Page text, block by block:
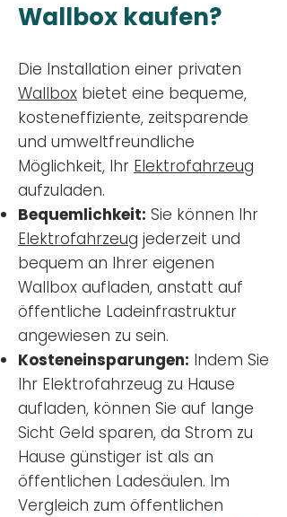
Wallbox kaufen?
Die Installation einer privaten
Wallbox bietet eine bequeme,
kosteneffiziente, zeitsparende
und umweltfreundliche
Möglichkeit, Ihr Elektrofahrzeug
aufzuladen.
Bequemlichkeit: Sie können Ihr
Elektrofahrzeug jederzeit und
bequem an Ihrer eigenen
Wallbox aufladen, anstatt auf
öffentliche Ladeinfrastruktur
angewiesen zu sein.
Kosteneinsparungen: Indem Sie
Ihr Elektrofahrzeug zu Hause
aufladen, können Sie auf lange
Sicht Geld sparen, da Strom zu
Hause günstiger ist als an
öffentlichen Ladesäulen. Im
Vergleich zum öffentlichen